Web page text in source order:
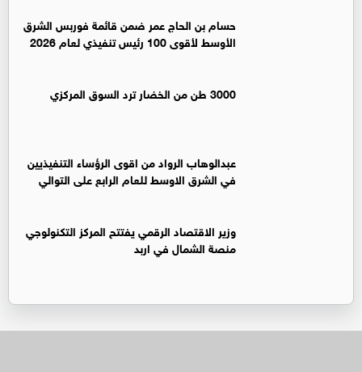
حسام بن الحاج عمر ضمن قائمة فوربس الشرق
الأوسط لأقوى 100 رئيس تنفيذي لعام 2026
3000 طن من الخضار ترد السوق المركزي
عبدالوهاب الرواد من اقوى الرؤساء التنفيذيين
في الشرق الاوسط للعام الرابع على التوالي
وزير الاقتصاد الرقمي يفتتح المركز التكنولوجي
منصة الشمال في اربد